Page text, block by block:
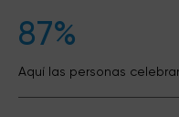
87%
Aquí las personas